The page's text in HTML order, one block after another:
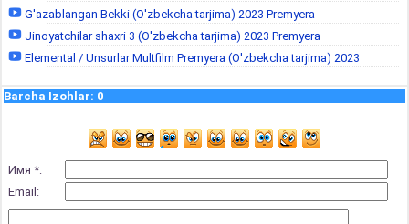
G'azablangan Bekki (O'zbekcha tarjima) 2023 Premyera
Jinoyatchilar shaxri 3 (O'zbekcha tarjima) 2023 Premyera
Elemental / Unsurlar Multfilm Premyera (O'zbekcha tarjima) 2023
Barcha Izohlar: 0
Имя *:
Email: